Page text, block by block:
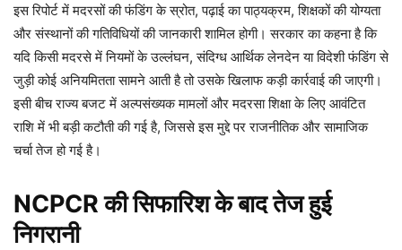
इस रिपोर्ट में मदरसों की फंडिंग के स्रोत, पढ़ाई का पाठ्यक्रम, शिक्षकों की योग्यता
और संस्थानों की गतिविधियों की जानकारी शामिल होगी। सरकार का कहना है कि
यदि किसी मदरसे में नियमों के उल्लंघन, संदिग्ध आर्थिक लेनदेन या विदेशी फंडिंग से
जुड़ी कोई अनियमितता सामने आती है तो उसके खिलाफ कड़ी कार्रवाई की जाएगी।
इसी बीच राज्य बजट में अल्पसंख्यक मामलों और मदरसा शिक्षा के लिए आवंटित
राशि में भी बड़ी कटौती की गई है, जिससे इस मुद्दे पर राजनीतिक और सामाजिक
चर्चा तेज हो गई है।
NCPCR की सिफारिश के बाद तेज हुई
निगरानी